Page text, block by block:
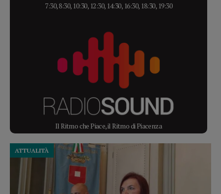
7:30, 8:30, 10:30, 12:30, 14:30, 16:30, 18:30, 19:30
Il Ritmo che Piace, il Ritmo di Piacenza
ATTUALITÀ